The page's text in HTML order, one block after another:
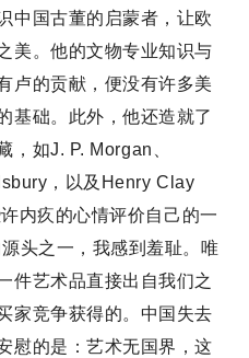
中国古董的启蒙者，让欧
美。他的文物专业知识与
卢的贡献，便没有许多美
基础。此外，他还造就了
，如J. P. Morgan、
，以及Henry Clay
内疚的心情评价自己的一
头之一，我感到羞耻。唯
件艺术品直接出自我们之
家竞争获得的。中国失去
慰的是：艺术无国界，这